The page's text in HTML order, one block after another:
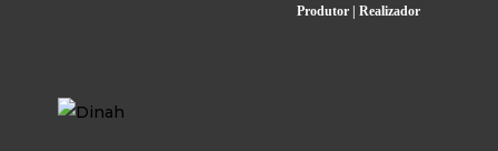
Produtor | Realizador